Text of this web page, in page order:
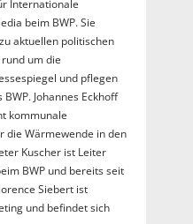
Internationale
beim BWP. Sie
aktuellen politischen
um die
und pflegen
Johannes Eckhoff
kommunale
die Wärmewende in den
Kuscher ist Leiter
BWP und bereits seit
Siebert ist
und befindet sich